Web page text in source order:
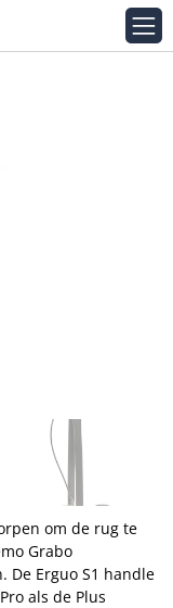
om de rug te
Grabo
De Erguo S1 handle
als de Plus